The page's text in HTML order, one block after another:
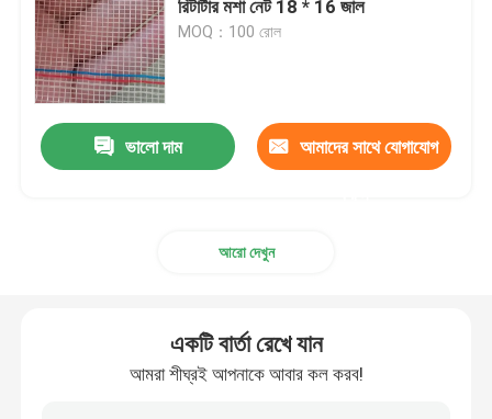
ভেলক্রো হুক এন্ড লুপ
পলিপ্রোপিলিন মাটির আবরণ
রিটার্টার মশা নেট 18 * 16 জাল
MOQ：100 রোল
ভালো দাম আমাদের সাথে যোগাযোগ
আরো দেখুন
একটি বার্তা রেখে যান
আমরা শীঘ্রই আপনাকে আবার কল করব!